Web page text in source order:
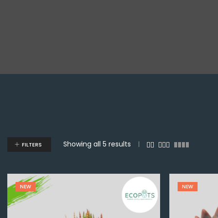
Showing all 5 results
FILTERS
NEW NEW